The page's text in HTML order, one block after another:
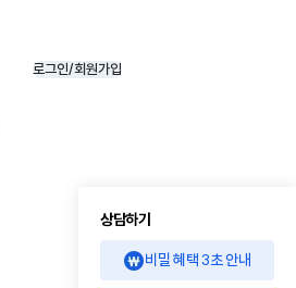
로그인/회원가입
상담하기
비밀 혜택 3초 안내